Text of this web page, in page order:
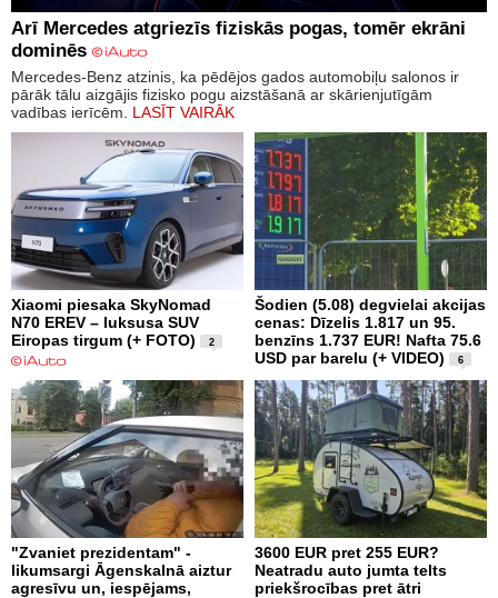
Arī Mercedes atgriezīs fiziskās pogas, tomēr ekrāni
dominēs
Mercedes-Benz atzinis, ka pēdējos gados automobiļu salonos ir
pārāk tālu aizgājis fizisko pogu aizstāšanā ar skārienjutīgām
vadības ierīcēm. LASĪT VAIRĀK
Xiaomi piesaka SkyNomad
N70 EREV – luksusa SUV
Eiropas tirgum (+ FOTO)
2
Šodien (5.08) degvielai akcijas
cenas: Dīzelis 1.817 un 95.
benzīns 1.737 EUR! Nafta 75.6
USD par barelu (+ VIDEO)
6
"Zvaniet prezidentam" -
likumsargi Āgenskalnā aiztur
agresīvu un, iespējams,
3600 EUR pret 255 EUR?
Neatradu auto jumta telts
priekšrocības pret ātri